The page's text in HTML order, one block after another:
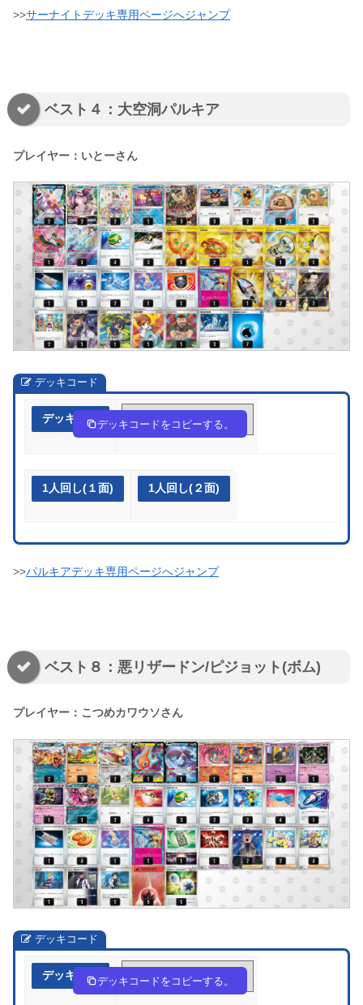
>>サーナイトデッキ専用ページへジャンプ
ベスト４：大空洞パルキア
プレイヤー：いとーさん
デッキコード
デッキ作成 yEyy3M-5XyJZv-EMUpp2
デッキコードをコピーする。
1人回し(１面) 1人回し(２面)
>>パルキアデッキ専用ページへジャンプ
ベスト８：悪リザードン/ピジョット(ボム)
プレイヤー：こつめカワウソさん
デッキコード
デッキ作成 Fbk5vV-na8ca7-kV1Fkk
デッキコードをコピーする。